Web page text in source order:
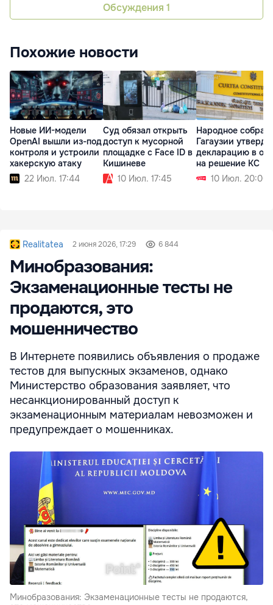
Обсуждения 1
Похожие новости
Новые ИИ-модели
OpenAI вышли из-под
контроля и устроили
хакерскую атаку
22 Июл. 17:44
Суд обязал открыть
доступ к мусорной
площадке с Face ID в
Кишиневе
10 Июл. 17:45
Народное
Гагаузии
декларацию в
на решение КС
10 Июл. 20:00
Realitatea 2 июня 2026, 17:29 6 844
Минобразования:
Экзаменационные тесты не
продаются, это
мошенничество
В Интернете появились объявления о продаже
тестов для выпускных экзаменов, однако
Министерство образования заявляет, что
несанкционированный доступ к
экзаменационным материалам невозможен и
предупреждает о мошенниках.
Минобразования: Экзаменационные тесты не продаются,